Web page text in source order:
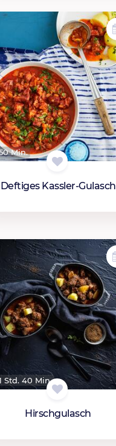
Min.
Deftiges Kassler-Gulasch
Std. 40 Min.
Hirschgulasch